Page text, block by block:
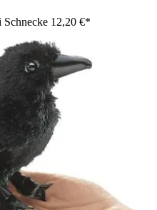
Schnecke 12,20 €*